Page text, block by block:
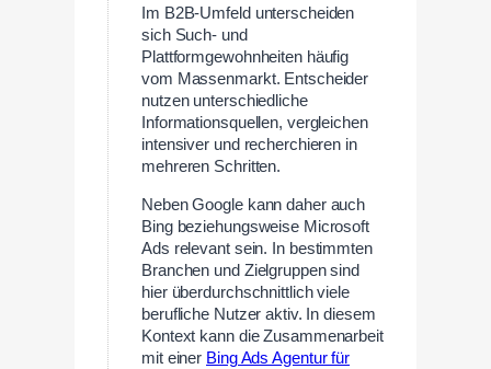
Im B2B-Umfeld unterscheiden
sich Such- und
Plattformgewohnheiten häufig
vom Massenmarkt. Entscheider
nutzen unterschiedliche
Informationsquellen, vergleichen
intensiver und recherchieren in
mehreren Schritten.
Neben Google kann daher auch
Bing beziehungsweise Microsoft
Ads relevant sein. In bestimmten
Branchen und Zielgruppen sind
hier überdurchschnittlich viele
berufliche Nutzer aktiv. In diesem
Kontext kann die Zusammenarbeit
mit einer Bing Ads Agentur für